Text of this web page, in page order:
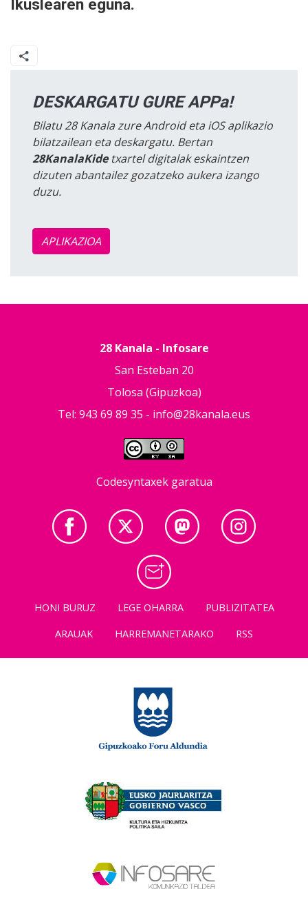
Ikuslearen eguna.
DESKARGATU GURE APPa!
Bilatu 28 Kanala zure Android eta iOS aplikazio
bilatzailean eta deskargatu. Bertan
28KanalaKidetxartel digitalak eskaintzen
dizuten abantailez gozatzeko aukera izango
duzu.
APLIKAZIOA
28 Kanala - Infosare
San Esteban 20
Tolosa (Gipuzkoa)
Tel: 943 69 89 35 - info@28kanala.eus
Codesyntaxek garatua
HONI BURUZ LEGE OHARRA
PUBLIZITATEA
ARAUAK
HARREMANETARAKO RSS